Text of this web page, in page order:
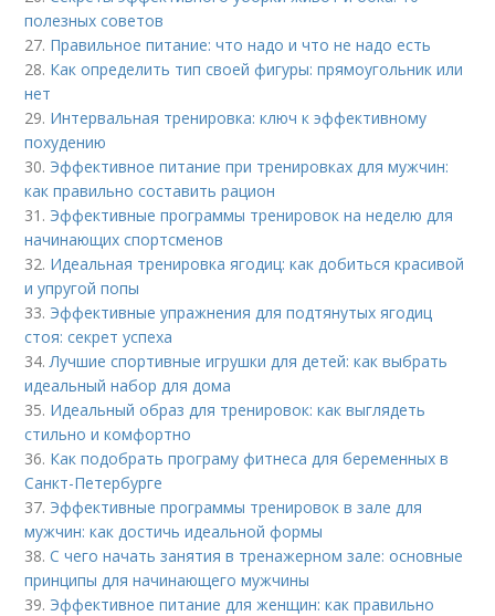
полезных советов
27. Правильное питание: что надо и что не надо есть
28. Как определить тип своей фигуры: прямоугольник или
нет
29. Интервальная тренировка: ключ к эффективному
похудению
30. Эффективное питание при тренировках для мужчин:
как правильно составить рацион
31. Эффективные программы тренировок на неделю для
начинающих спортсменов
32. Идеальная тренировка ягодиц: как добиться красивой
и упругой попы
33. Эффективные упражнения для подтянутых ягодиц
стоя: секрет успеха
34. Лучшие спортивные игрушки для детей: как выбрать
идеальный набор для дома
35. Идеальный образ для тренировок: как выглядеть
стильно и комфортно
36. Как подобрать програму фитнеса для беременных в
Санкт-Петербурге
37. Эффективные программы тренировок в зале для
мужчин: как достичь идеальной формы
38.С чего начать занятия в тренажерном зале: основные
принципы для начинающего мужчины
39. Эффективное питание для женщин: как правильно